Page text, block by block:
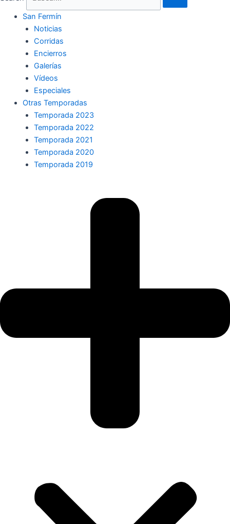
San Fermín
Noticias
Corridas
Encierros
Galerías
Vídeos
Especiales
Otras Temporadas
Temporada 2023
Temporada 2022
Temporada 2021
Temporada 2020
Temporada 2019